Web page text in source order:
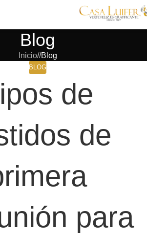
Blog
Inicio/ Blog
BLOG
de
de
para